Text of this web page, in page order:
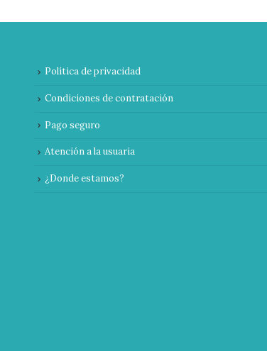
Política de privacidad
Condiciones de contratación
Pago seguro
Atención a la usuaria
¿Donde estamos?